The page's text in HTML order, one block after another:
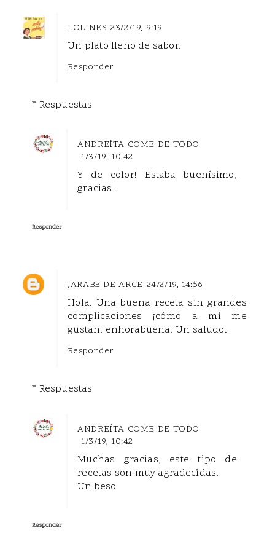
LOLINES 23/2/19, 9:19
Un plato lleno de sabor.
Responder
Respuestas
ANDREÍTA COME DE TODO
1/3/19, 10:42
Y de color! Estaba buenísimo,
gracias.
Responder
JARABE DE ARCE 24/2/19, 14:56
Hola. Una buena receta sin grandes
complicaciones ¡cómo a mí me
gustan! enhorabuena. Un saludo.
Responder
Respuestas
ANDREÍTA COME DE TODO
1/3/19, 10:42
Muchas gracias, este tipo de
recetas son muy agradecidas.
Un beso
Responder